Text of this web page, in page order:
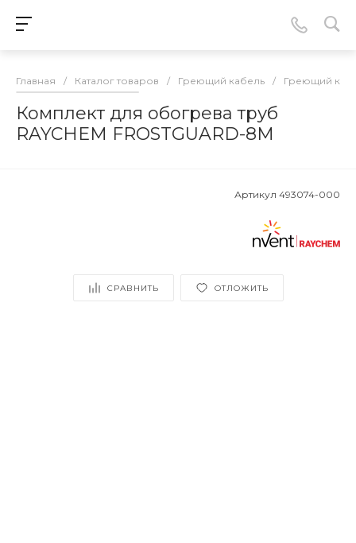
Главная / Каталог товаров / Греющий кабель / Греющий
Комплект для обогрева труб
RAYCHEM FROSTGUARD-8M
Артикул 493074-000
СРАВНИТЬ ОТЛОЖИТЬ